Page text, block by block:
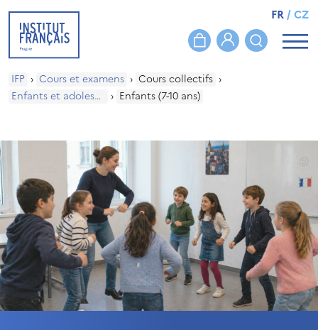
FR/CZ
IFP › Cours et examens › Cours collectifs ›
Enfants et adolescents
› Enfants (7-10 ans)